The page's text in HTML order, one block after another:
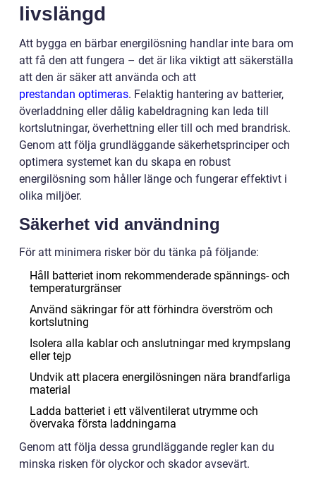
livslängd
Att bygga en bärbar energilösning handlar inte bara om
att få den att fungera – det är lika viktigt att säkerställa
att den är säker att använda och att
prestandan optimeras. Felaktig hantering av batterier,
överladdning eller dålig kabeldragning kan leda till
kortslutningar, överhettning eller till och med brandrisk.
Genom att följa grundläggande säkerhetsprinciper och
optimera systemet kan du skapa en robust
energilösning som håller länge och fungerar effektivt i
olika miljöer.
Säkerhet vid användning
För att minimera risker bör du tänka på följande:
Håll batteriet inom rekommenderade spännings- och
temperaturgränser
Använd säkringar för att förhindra överström och
kortslutning
Isolera alla kablar och anslutningar med krympslang
eller tejp
Undvik att placera energilösningen nära brandfarliga
material
Ladda batteriet i ett välventilerat utrymme och
övervaka första laddningarna
Genom att följa dessa grundläggande regler kan du
minska risken för olyckor och skador avsevärt.